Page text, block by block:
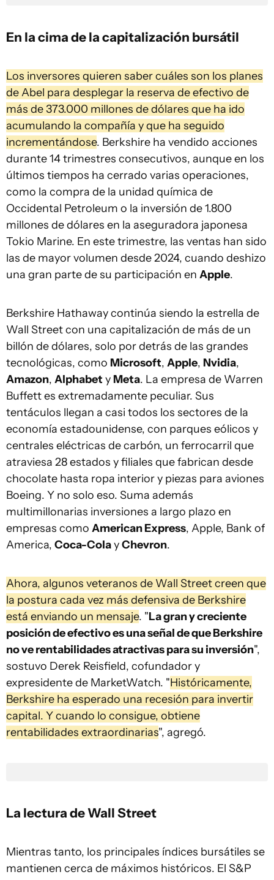
En la cima de la capitalización bursátil
Los inversores quieren saber cuáles son los planes
de Abel para desplegar la reserva de efectivo de
más de 373.000 millones de dólares que ha ido
acumulando la compañía y que ha seguido
incrementándose. Berkshire ha vendido acciones
durante 14 trimestres consecutivos, aunque en los
últimos tiempos ha cerrado varias operaciones,
como la compra de la unidad química de
Occidental Petroleum o la inversión de 1.800
millones de dólares en la aseguradora japonesa
Tokio Marine. En este trimestre, las ventas han sido
las de mayor volumen desde 2024, cuando deshizo
una gran parte de su participación en Apple.
Berkshire Hathaway continúa siendo la estrella de
Wall Street con una capitalización de más de un
billón de dólares, solo por detrás de las grandes
tecnológicas, como Microsoft, Apple, Nvidia,
Amazon, Alphabet y Meta. La empresa de Warren
Buffett es extremadamente peculiar. Sus
tentáculos llegan a casi todos los sectores de la
economía estadounidense, con parques eólicos y
centrales eléctricas de carbón, un ferrocarril que
atraviesa 28 estados y filiales que fabrican desde
chocolate hasta ropa interior y piezas para aviones
Boeing. Y no solo eso. Suma además
multimillonarias inversiones a largo plazo en
empresas como American Express, Apple, Bank of
America, Coca-ColayChevron.
Ahora, algunos veteranos de Wall Street creen que
la postura cada vez más defensiva de Berkshire
está enviando un mensaje. "La gran y creciente
posición de efectivo es una señal de que Berkshire
no ve rentabilidades atractivas para su inversión",
sostuvo Derek Reisfield, cofundador y
expresidente de MarketWatch. "Históricamente,
Berkshire ha esperado una recesión para invertir
capital. Y cuando lo consigue, obtiene
rentabilidades extraordinarias", agregó.
La lectura de Wall Street
Mientras tanto, los principales índices bursátiles se
mantienen cerca de máximos históricos. El S&P